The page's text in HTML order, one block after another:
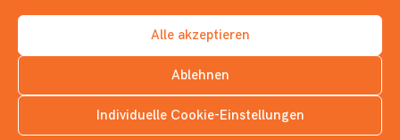
Alle akzeptieren
Ablehnen
Individuelle Cookie-Einstellungen